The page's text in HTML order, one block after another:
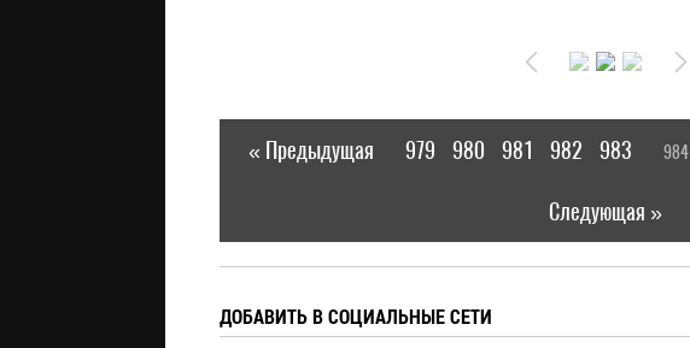
« Предыдущая 979 980 981 982 983 984
Следующая »
ДОБАВИТЬ В СОЦИАЛЬНЫЕ СЕТИ